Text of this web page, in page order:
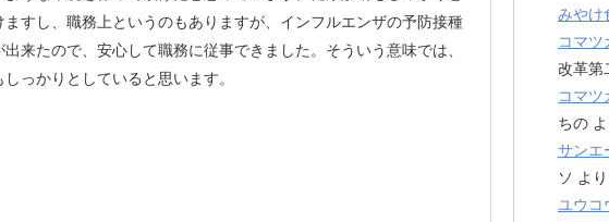
すし、職務上というのもありますが、インフルエンザの予防接種
来たので、安心して職務に従事できました。そういう意味では、
っかりとしていると思います。
みやけ
コマツ
改革第
コマツ
ちの
サンエ
ソ より
ユウコ